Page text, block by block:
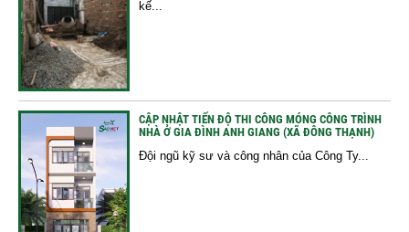
kế...
CẬP NHẬT TIẾN ĐỘ THI CÔNG MÓNG CÔNG TRÌNH
NHÀ Ở GIA ĐÌNH ANH GIANG (XÃ ĐÔNG THẠNH)
Đội ngũ kỹ sư và công nhân của Công Ty...